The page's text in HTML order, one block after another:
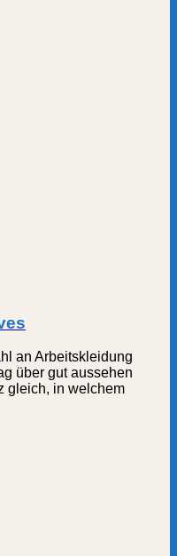
an Arbeitskleidung
über gut aussehen
gleich, in welchem